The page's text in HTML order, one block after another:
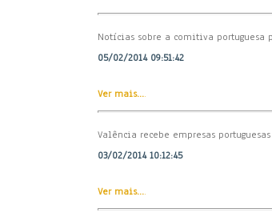
Notícias sobre a comitiva
05/02/2014 09:51:42
Ver mais....
Valência recebe empresas
03/02/2014 10:12:45
Ver mais....